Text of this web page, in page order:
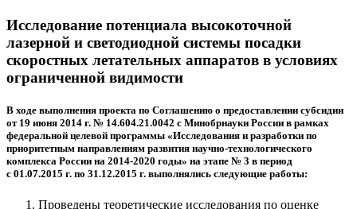
Исследование потенциала высокоточной
лазерной и светодиодной системы посадки
скоростных летательных аппаратов в условиях
ограниченной видимости
В ходе выполнения проекта по Соглашению о предоставлении субсидии
от 19 июня 2014 г. № 14.604.21.0042 с Минобрнауки России в рамках
федеральной целевой программы «Исследования и разработки по
приоритетным направлениям развития научно-технологического
комплекса России на 2014-2020 годы» на этапе № 3 в период
с 01.07.2015 г. по 31.12.2015 г. выполнялись следующие работы:
Проведены теоретические исследования по оценке